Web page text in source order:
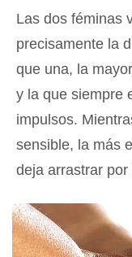
Las dos féminas
precisamente la
que una, la
y la que siempre
impulsos.
sensible, la más
deja arrastrar